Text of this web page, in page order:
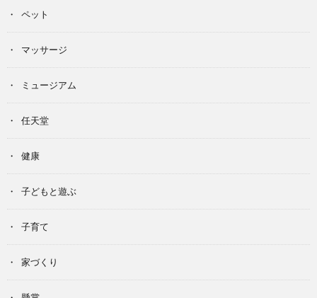
ペット
マッサージ
ミュージアム
任天堂
健康
子どもと遊ぶ
子育て
家づくり